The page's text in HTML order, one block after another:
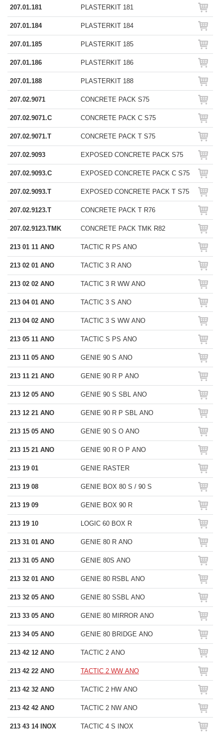
207.01.181 PLASTERKIT 181
207.01.184 PLASTERKIT 184
207.01.185 PLASTERKIT 185
207.01.186 PLASTERKIT 186
207.01.188 PLASTERKIT 188
207.02.9071 CONCRETE PACK S75
207.02.9071.C CONCRETE PACK C S75
207.02.9071.T CONCRETE PACK T S75
207.02.9093 EXPOSED CONCRETE PACK S75
207.02.9093.C EXPOSED CONCRETE PACK C S75
207.02.9093.T EXPOSED CONCRETE PACK T S75
207.02.9123.T CONCRETE PACK T R76
207.02.9123.TMK CONCRETE PACK TMK R82
213 01 11 ANO TACTIC R PS ANO
213 02 01 ANO TACTIC 3 R ANO
213 02 02 ANO TACTIC 3 R WW ANO
213 04 01 ANO TACTIC 3 S ANO
213 04 02 ANO TACTIC 3 S WW ANO
213 05 11 ANO TACTIC S PS ANO
213 11 05 ANO GENIE 90 S ANO
213 11 21 ANO GENIE 90 R P ANO
213 12 05 ANO GENIE 90 S SBL ANO
213 12 21 ANO GENIE 90 R P SBL ANO
213 15 05 ANO GENIE 90 S O ANO
213 15 21 ANO GENIE 90 R O P ANO
213 19 01 GENIE RASTER
213 19 08 GENIE BOX 80 S / 90 S
213 19 09 GENIE BOX 90 R
213 19 10 LOGIC 60 BOX R
213 31 01 ANO GENIE 80 R ANO
213 31 05 ANO GENIE 80S ANO
213 32 01 ANO GENIE 80 RSBL ANO
213 32 05 ANO GENIE 80 SSBL ANO
213 33 05 ANO GENIE 80 MIRROR ANO
213 34 05 ANO GENIE 80 BRIDGE ANO
213 42 12 ANO TACTIC 2 ANO
213 42 22 ANO TACTIC 2 WW ANO
213 42 32 ANO TACTIC 2 HW ANO
213 42 42 ANO TACTIC 2 NW ANO
213 43 14 INOX TACTIC 4 S INOX